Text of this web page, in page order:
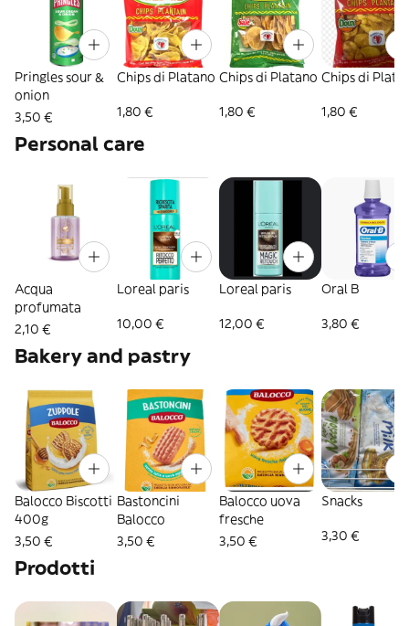
Pringles sour &
onion
3,50 €
Chips di Platano
1,80 €
Chips di Platano
1,80 €
Chips di
1,80 €
Personal care
Acqua
profumata
2,10 €
Loreal paris
10,00 €
Loreal paris
12,00 €
Oral B
3,80 €
Bakery and pastry
Balocco Biscotti
400g
3,50 €
Bastoncini
Balocco
3,50 €
Balocco uova
fresche
3,50 €
Snacks
3,30 €
Prodotti